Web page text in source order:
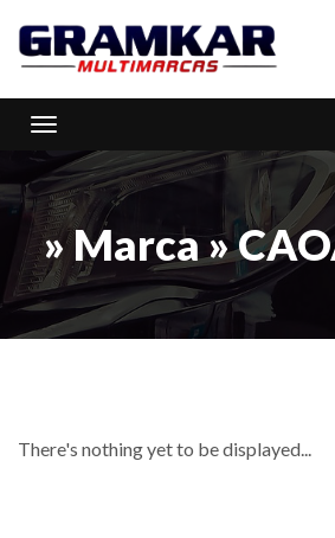
Toggle navigation
» Marca »
There's nothing yet to be displayed...